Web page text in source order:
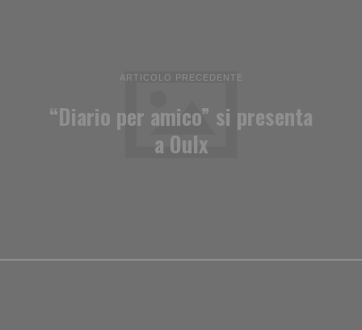
ARTICOLO PRECEDENTE
“Diario per amico” si presenta
a Oulx